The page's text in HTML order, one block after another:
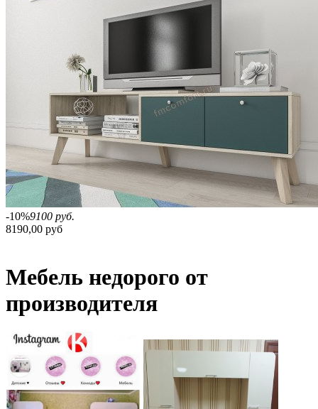
-10%9100 руб.
8190,00 руб
Мебель недорого от
производителя